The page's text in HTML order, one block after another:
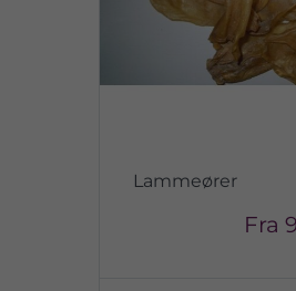
Lammeører
Fra